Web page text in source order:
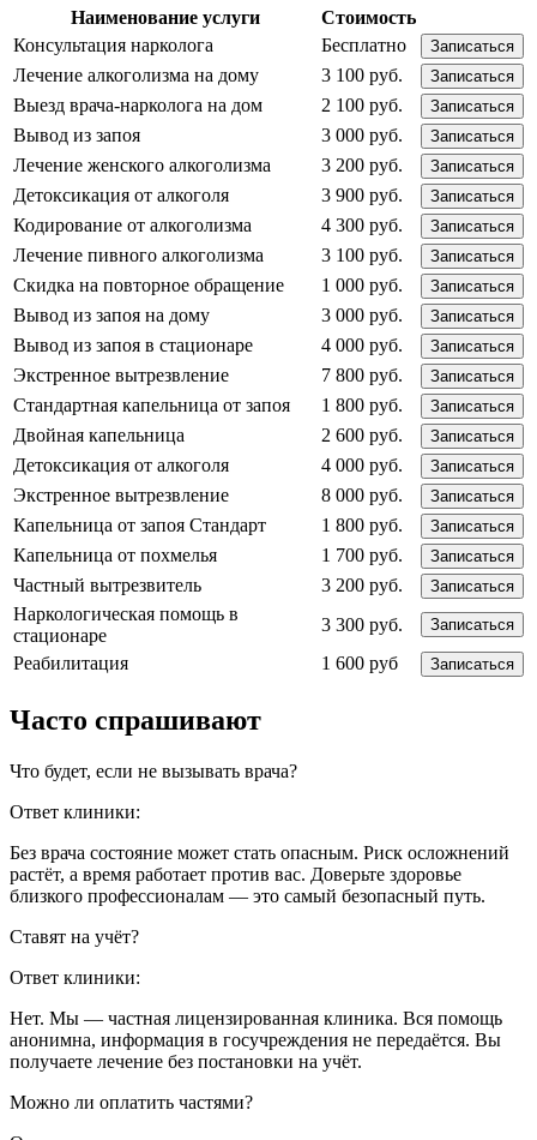
Наименование услуги
Стоимость
Консультация нарколога
Бесплатно Записаться
Лечение алкоголизма на дому 3 100 руб. Записаться
Выезд врача-нарколога на дом 2 100 руб. Записаться
Вывод из запоя 3 000 руб. Записаться
Лечение женского алкоголизма 3 200 руб. Записаться
Детоксикация от алкоголя 3 900 руб. Записаться
Кодирование от алкоголизма 4 300 руб. Записаться
Лечение пивного алкоголизма 3 100 руб. Записаться
Скидка на повторное обращение 1 000 руб. Записаться
Вывод из запоя на дому 3 000 руб. Записаться
Вывод из запоя в стационаре 4 000 руб. Записаться
Экстренное вытрезвление 7 800 руб. Записаться
Стандартная капельница от запоя 1 800 руб. Записаться
Двойная капельница 2 600 руб. Записаться
Детоксикация от алкоголя 4 000 руб. Записаться
Экстренное вытрезвление 8 000 руб. Записаться
Капельница от запоя Стандарт 1 800 руб. Записаться
Капельница от похмелья 1 700 руб. Записаться
Частный вытрезвитель 3 200 руб. Записаться
Наркологическая помощь в
стационаре
3 300 руб. Записаться
Реабилитация 1 600 руб Записаться
Часто спрашивают
Что будет, если не вызывать врача?
Ответ клиники:
Без врача состояние может стать опасным. Риск осложнений
растёт, а время работает против вас. Доверьте здоровье
близкого профессионалам — это самый безопасный путь.
Ставят на учёт?
Ответ клиники:
Нет. Мы — частная лицензированная клиника. Вся помощь
анонимна, информация в госучреждения не передаётся. Вы
получаете лечение без постановки на учёт.
Можно ли оплатить частями?